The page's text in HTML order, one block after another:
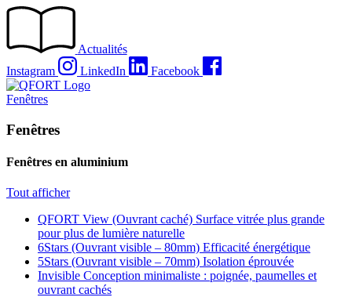
Passer
Actualités
Instagram
LinkedIn Facebook
Fenêtres
Fenêtres
Fenêtres en aluminium
Tout afficher
QFORT View (Ouvrant caché) Surface vitrée plus grande
pour plus de lumière naturelle
6Stars (Ouvrant visible – 80mm) Efficacité énergétique
5Stars (Ouvrant visible – 70mm) Isolation éprouvée
Invisible Conception minimaliste : poignée, paumelles et
ouvrant cachés